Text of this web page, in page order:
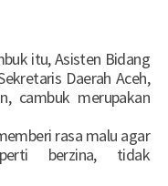
itu, Asisten Bidang
Daerah Aceh,
cambuk merupakan
rasa malu agar
berzina, tidak